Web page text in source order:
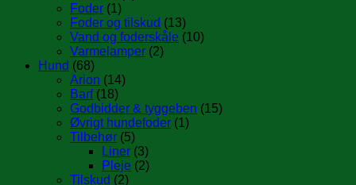
Foder (1)
Foder og tilskud (13)
Vand og foderskåle (10)
Varmelamper (2)
Hund (68)
Arion (14)
Barf (18)
Godbidder & tyggeben (15)
Øvrigt hundefoder (1)
Tilbehør (5)
Liner (3)
Pleje (2)
Tilskud (2)